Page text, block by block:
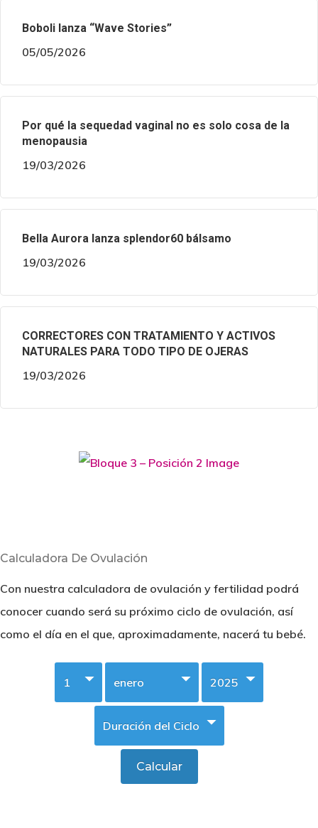
Boboli lanza “Wave Stories”
05/05/2026
Por qué la sequedad vaginal no es solo cosa de la
menopausia
19/03/2026
Bella Aurora lanza splendor60 bálsamo
19/03/2026
CORRECTORES CON TRATAMIENTO Y ACTIVOS
NATURALES PARA TODO TIPO DE OJERAS
19/03/2026
Calculadora De Ovulación
Con nuestra calculadora de ovulación y fertilidad podrá
conocer cuando será su próximo ciclo de ovulación, así
como el día en el que, aproximadamente, nacerá tu bebé.